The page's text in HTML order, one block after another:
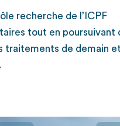
recherche de l’ICPF
tout en poursuivant
traitements de demain